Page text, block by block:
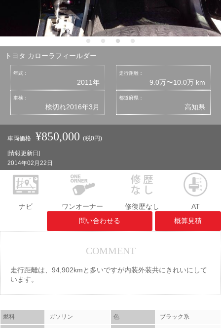
トヨタ カローラフィールダー
年式：
2011年
走行距離：
9.0万〜10.0万 km
車検：
検切れ2016年3月
都道府県：
高知県
車両価格 ¥850,000(税0円)
[情報更新日]
2014年02月22日
ナビ ワンオーナー 修復歴なし
AT
問い合わせる
概算見積
COMMENT
走行距離は、94,902kmと多いですが内装外装共にきれいにして
います。
燃料 ガソリン 色 ブラック系